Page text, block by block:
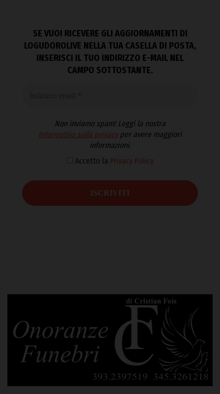
SE VUOI RICEVERE GLI AGGIORNAMENTI DI
LOGUDOROLIVE NELLA TUA CASELLA DI POSTA,
INSERISCI IL TUO INDIRIZZO E-MAIL NEL
CAMPO SOTTOSTANTE.
Non inviamo spam! Leggi la nostra
Informativa sulla privacyper avere maggiori
informazioni.
Accetto la Privacy Policy